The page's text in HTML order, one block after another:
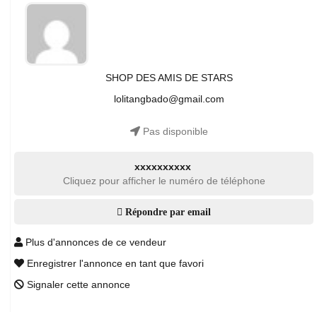
SHOP DES AMIS DE STARS
lolitangbado@gmail.com
Pas disponible
xxxxxxxxxx
Cliquez pour afficher le numéro de téléphone
Répondre par email
Plus d'annonces de ce vendeur
Enregistrer l'annonce en tant que favori
Signaler cette annonce